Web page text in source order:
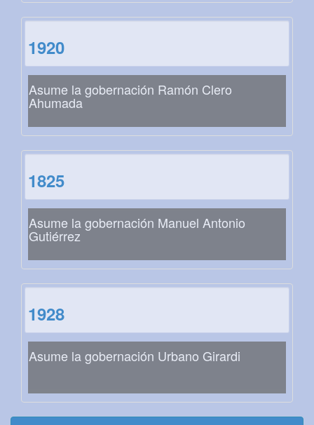
1920
Asume la gobernación Ramón Clero
Ahumada
1825
Asume la gobernación Manuel Antonio
Gutiérrez
1928
Asume la gobernación Urbano Girardi